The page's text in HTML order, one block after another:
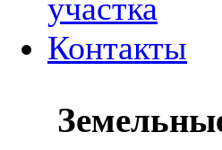
участка
Контакты